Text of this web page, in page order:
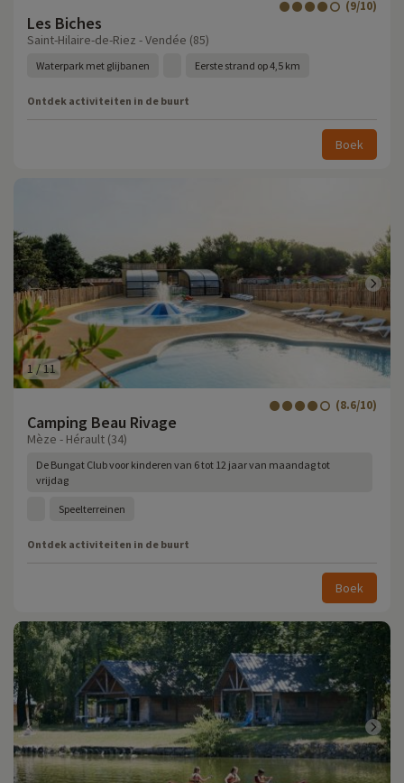
Les Biches
(9/10)
Saint-Hilaire-de-Riez - Vendée (85)
Waterpark met glijbanen Eerste strand op 4,5 km
Ontdek activiteiten in de buurt
Boek
1 /11
Camping Beau Rivage
(8.6/10)
Mèze - Hérault (34)
De Bungat Club voor kinderen van 6 tot 12 jaar van maandag tot
vrijdag
Speelterreinen
Ontdek activiteiten in de buurt
Boek